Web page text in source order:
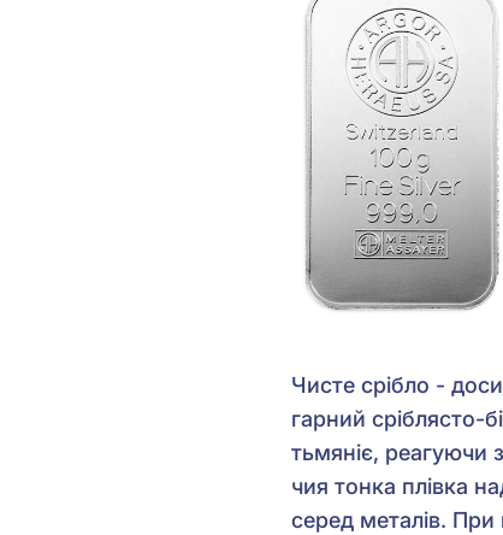
Чисте срібло -
гарний сріблясто-
тьмяніє, реагуючи
чия тонка плівка
серед металів. При